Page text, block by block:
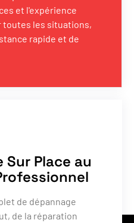
et l'expérience
toutes les situations,
rapide et de
Sur Place au
de dépannage
de la réparation